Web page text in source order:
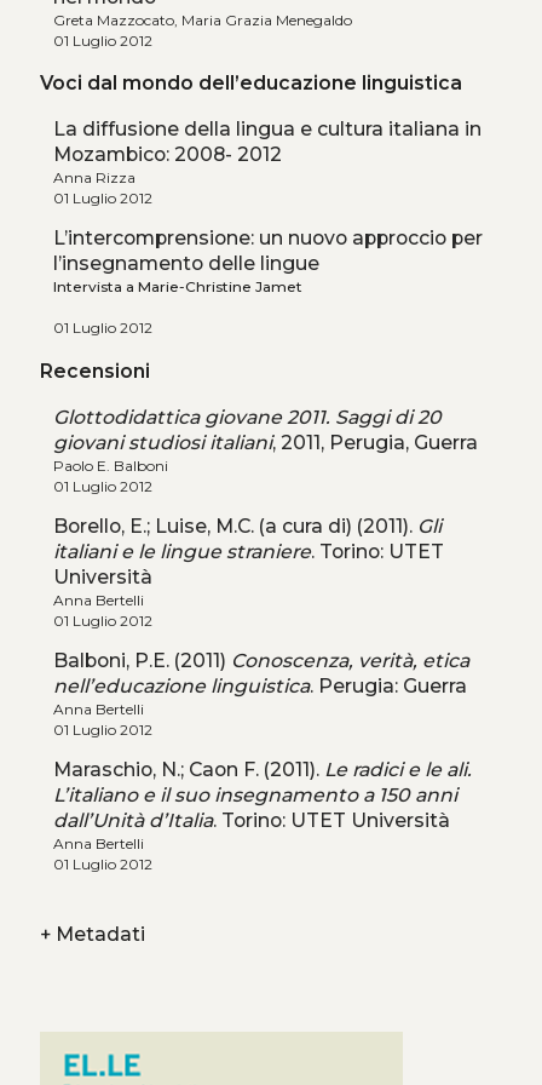
Greta Mazzocato, Maria Grazia Menegaldo
01 Luglio 2012
Voci dal mondo dell’educazione linguistica
La diffusione della lingua e cultura italiana in
Mozambico: 2008- 2012
Anna Rizza
01 Luglio 2012
L’intercomprensione: un nuovo approccio per
l’insegnamento delle lingue
Intervista a Marie-Christine Jamet
01 Luglio 2012
Recensioni
Glottodidattica giovane 2011. Saggi di 20
giovani studiosi italiani, 2011, Perugia, Guerra
Paolo E. Balboni
01 Luglio 2012
Borello, E.; Luise, M.C. (a cura di) (2011). Gli
italiani e le lingue straniere. Torino: UTET
Università
Anna Bertelli
01 Luglio 2012
Balboni, P.E. (2011) Conoscenza, verità, etica
nell’educazione linguistica. Perugia: Guerra
Anna Bertelli
01 Luglio 2012
Maraschio, N.; Caon F. (2011). Le radici e le ali.
L’italiano e il suo insegnamento a 150 anni
dall’Unità d’Italia. Torino: UTET Università
Anna Bertelli
01 Luglio 2012
+Metadati